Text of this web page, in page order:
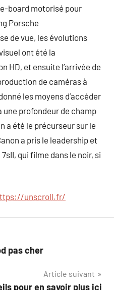
board motorisé pour
Porsche
de vue, les évolutions
ont été la
HD, et ensuite l’arrivée de
de caméras à
les moyens d’accéder
une profondeur de champ
a été le précurseur sur le
a pris le leadership et
qui filme dans le noir, si
unscroll.fr/
pas cher
Article suivant
pour en savoir plus ici